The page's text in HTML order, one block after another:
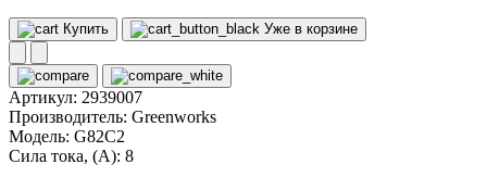
Купить Уже в корзине
Артикул: 2939007
Производитель: Greenworks
Модель: G82C2
Сила тока, (А): 8